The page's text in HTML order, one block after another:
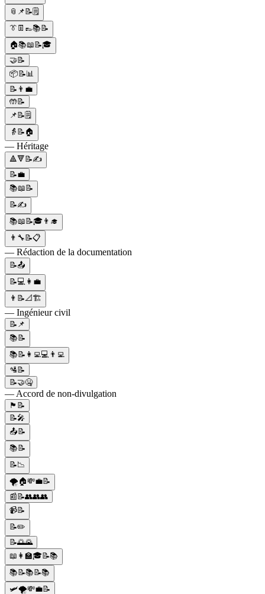
📎📌📝🗒️
👔👖👞📚📝
🏠📚📖📝🎓
🤝📝
📦📝📊
📝👨‍💼
🤲📝
📌📝🗒️
👵📝🏠
— Héritage
🔺🔻📝✍
📝💼
📚📖📝
📝✍️
📚📖📝🎓👨‍🎓
👨‍🔧📝📋
— Rédaction de la documentation
📝📤
📝💻👩‍💼
👨📝📐🏗
— Ingénieur civil
📝📌
📚📝
📚📝👩‍💻💻👨‍💻
🛂📝
📝🤝🤐
— Accord de non-divulgation
🏴󠁧󠁢󠁳󠁣󠁴󠁿📝
📝🎤
📤📝
📚📝
📝📉
🌪️🏠💸💼📝
📰📝👥👥👥
📹📝
📝✏️
📝🌅🌄
📖👩‍🏫🎓📝📚
📚📝📚📝📚
🛩️🌪️💸💼📝